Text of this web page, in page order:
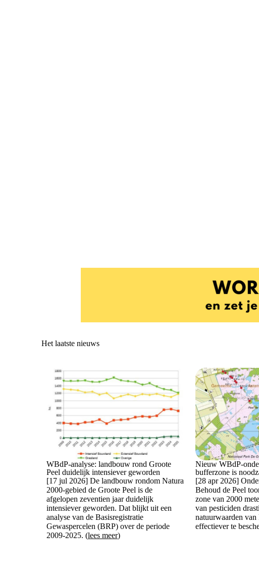
Het laatste nieuws
WBdP-analyse: landbouw rond Groote
Peel duidelijk intensiever geworden
[17 jul 2026] De landbouw rondom Natura
2000-gebied de Groote Peel is de
afgelopen zeventien jaar duidelijk
intensiever geworden. Dat blijkt uit een
analyse van de Basisregistratie
Gewaspercelen (BRP) over de periode
2009-2025. (lees meer)
Nieuw WBdP-
bufferzone is
[28 apr 2026]
Behoud de Peel
zone van 2000
van pesticiden
natuurwaarden van
effectiever te